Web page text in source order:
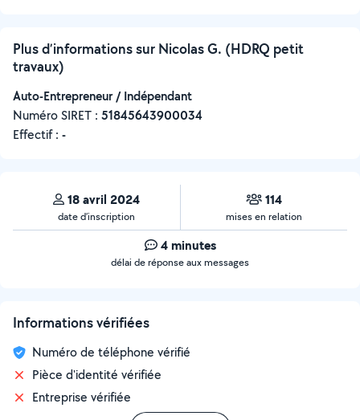
Plus d’informations sur Nicolas G. (HDRQ petit
travaux)
Auto-Entrepreneur / Indépendant
Numéro SIRET : ‍51845643900034
Effectif : -
18 avril 2024
date d’inscription
114
mises en relation
4 minutes
délai de réponse aux messages
Informations vérifiées
Numéro de téléphone vérifié
Pièce d'identité vérifiée
Entreprise vérifiée